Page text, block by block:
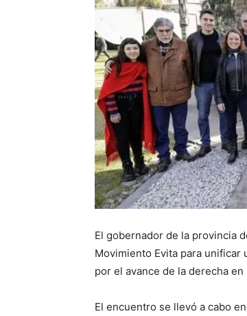
El gobernador de la provincia
Movimiento Evita para
por el avance de la derecha
El encuentro se llevó a cabo